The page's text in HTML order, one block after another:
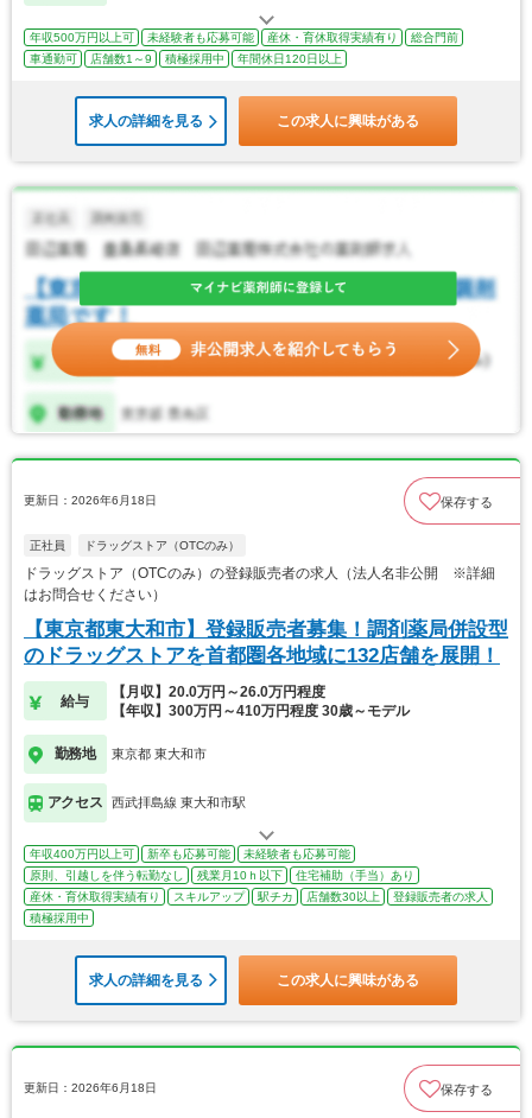
年収500万円以上可 未経験者も応募可能 産休・育休取得実績有り
総合門前
車通勤可
店舗数1～9 積極採用中 年間休日120日以上
求人の詳細を見る この求人に興味がある
更新日：2026年6月18日 保存する
正社員 ドラッグストア（OTCのみ）
ドラッグストア（OTCのみ）の登録販売者の求人（法人名非公開 ※詳細
はお問合せください）
【東京都東大和市】登録販売者募集！調剤薬局併設型
のドラッグストアを首都圏各地域に132店舗を展開！
給与
【月収】20.0万円～26.0万円程度
【年収】300万円～410万円程度 30歳～モデル
勤務地 東京都 東大和市
アクセス 西武拝島線 東大和市駅
年収400万円以上可 新卒も応募可能
未経験者も応募可能
原則、引越しを伴う転勤なし
残業月10ｈ以下
住宅補助（手当）あり
産休・育休取得実績有り
スキルアップ 駅チカ 店舗数30以上
登録販売者の求人
積極採用中
求人の詳細を見る この求人に興味がある
更新日：2026年6月18日 保存する